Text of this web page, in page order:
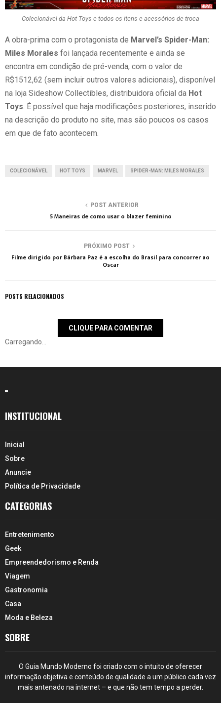
Colecionável da Hot Toys e todos os itens e acessórios de troca
A obra-prima com o protagonista de Marvel’s Spider-Man:
Miles Morales foi lançada recentemente e ainda se
encontra em condição de pré-venda, com o valor de
R$1512,62 (sem incluir outros valores adicionais), disponível
na loja Sideshow Collectibles, distribuidora oficial da Hot
Toys . É possível que haja modificações posteriores, inserido
na descrição do produto no site, mas são poucos os casos
em que de fato acontecem.
COLECIONÁVEL HOT TOYS MARVEL SPIDER-MAN: MILES MORALES
POST ANTERIOR
5 Maneiras de como usar o blazer feminino
PRÓXIMO POST
Filme dirigido por Bárbara Paz é a escolha do Brasil para concorrer ao
Oscar
POSTS RELACIONADOS
CLIQUE PARA COMENTAR
Carregando...
INSTITUCIONAL
Inicial
Sobre
Anuncie
Política de Privacidade
CATEGORIAS
Entretenimento
Geek
Empreendedorismo e Renda
Viagem
Gastronomia
Casa
Moda e Beleza
SOBRE
O Guia Mundo Moderno foi criado com o intuito de oferecer
informação objetiva e conteúdo de qualidade a um público cada vez
mais antenado na internet – e que não tem tempo a perder.